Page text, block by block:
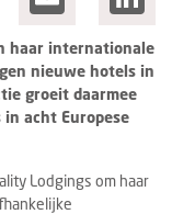
haar internationale
nieuwe hotels in
groeit daarmee
acht Europese
Lodgings om haar